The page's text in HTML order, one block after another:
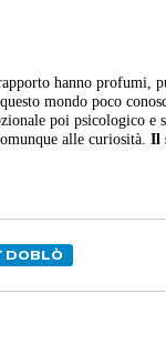
hanno profumi,
mondo poco
poi psicologico e
alle curiosità.Il
DOBLÒ